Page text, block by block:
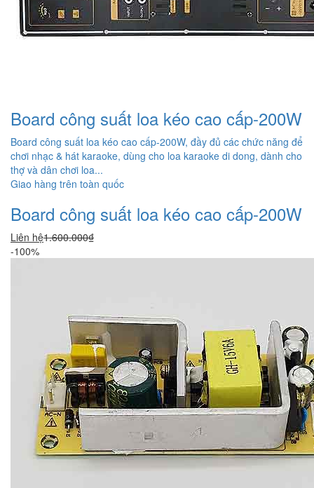
Board công suất loa kéo cao cấp-200W
Board công suất loa kéo cao cấp-200W, đầy đủ các chức năng để
chơi nhạc & hát karaoke, dùng cho loa karaoke di dong, dành cho
thợ và dân chơi loa...
Giao hàng trên toàn quốc
Board công suất loa kéo cao cấp-200W
Liên hệ1.600.000₫
-100%